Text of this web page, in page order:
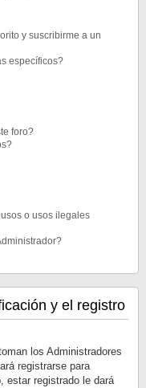
y suscribirme a un
específicos?
foro?
o usos ilegales
y el registro
los Administradores
registrarse para
estar registrado le dará